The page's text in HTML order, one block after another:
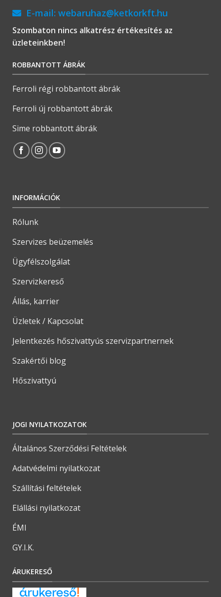
E-mail: webaruhaz@ketkorkft.hu
Szombaton nincs alkatrész értékesítés az
üzleteinkben!
ROBBANTOTT ÁBRÁK
Ferroli régi robbantott ábrák
Ferroli új robbantott ábrák
Sime robbantott ábrák
INFORMÁCIÓK
Rólunk
Szervizes beüzemelés
Ügyfélszolgálat
Szervizkereső
Állás, karrier
Üzletek / Kapcsolat
Jelentkezés hőszivattyús szervizpartnernek
Szakértői blog
Hőszivattyú
JOGI NYILATKOZATOK
Általános Szerződési Feltételek
Adatvédelmi nyilatkozat
Szállítási feltételek
Elállási nyilatkozat
ÉMI
GY.I.K.
ÁRUKERESŐ